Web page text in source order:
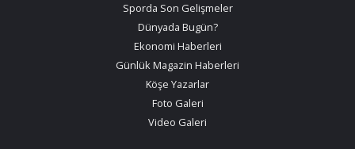
Sporda Son Gelişmeler
Dünyada Bugün?
Ekonomi Haberleri
Günlük Magazin Haberleri
Köşe Yazarlar
Foto Galeri
Video Galeri